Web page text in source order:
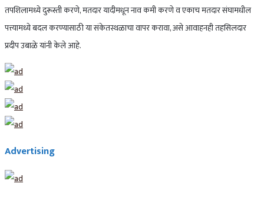
तपशिलामध्ये दुरूस्ती करणे, मतदार यादीमधून नाव कमी करणे व एकाच मतदार संघामधील
पत्त्यामध्ये बदल करण्यासाठी या संकेतस्थळाचा वापर करावा, असे आवाहनही तहसिलदार
प्रदीप उबाळे यांनी केले आहे.
Advertising